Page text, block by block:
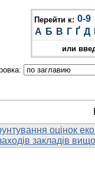
Перейти к: 0-9
А Б В Г Ґ Д
или
оцінок
закладів